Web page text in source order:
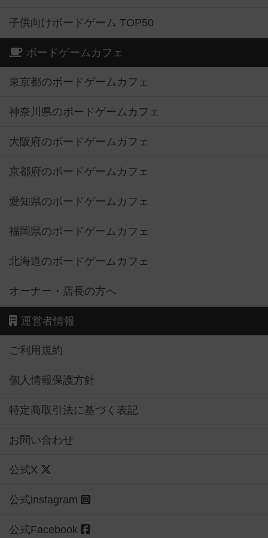
子供向けボードゲーム TOP50
ボードゲームカフェ
東京都のボードゲームカフェ
神奈川県のボードゲームカフェ
大阪府のボードゲームカフェ
京都府のボードゲームカフェ
愛知県のボードゲームカフェ
福岡県のボードゲームカフェ
北海道のボードゲームカフェ
オーナー・店長の方へ
運営者情報
ご利用規約
個人情報保護方針
特定商取引法に基づく表記
お問い合わせ
公式X
公式instagram
公式Facebook